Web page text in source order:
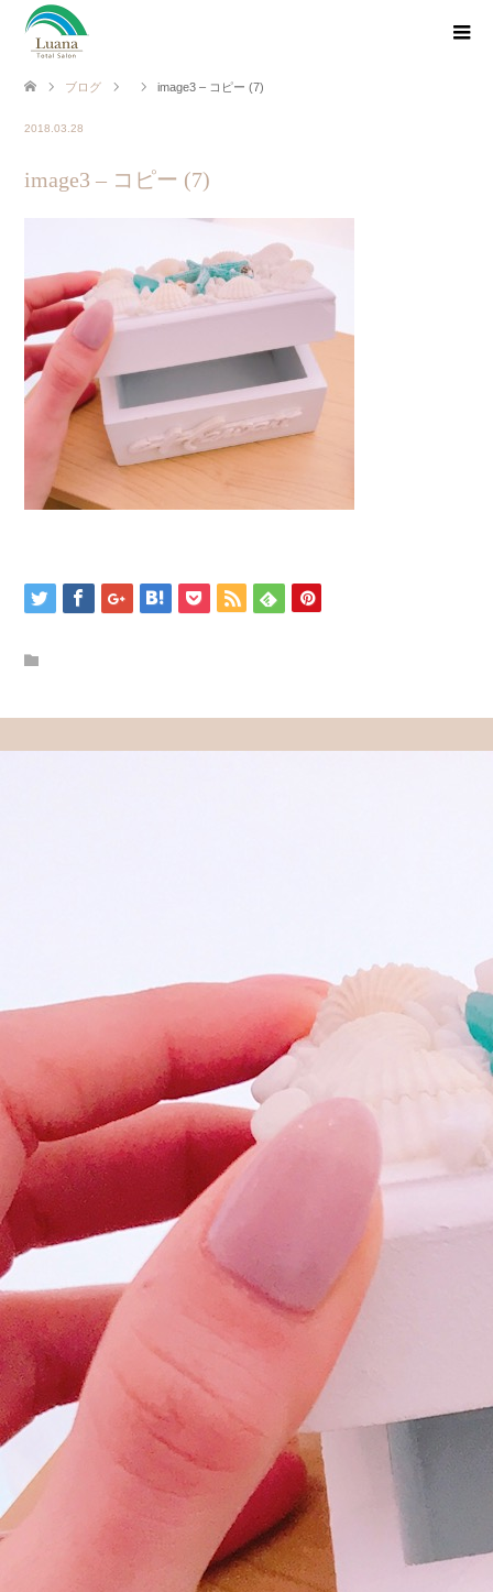
ブログ image3 – コピー (7)
2018.03.28
image3 – コピー (7)